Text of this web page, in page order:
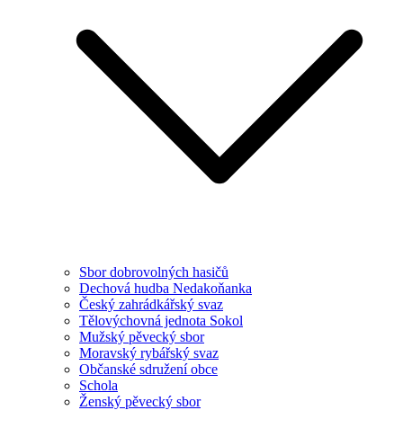
Sbor dobrovolných hasičů
Dechová hudba Nedakoňanka
Český zahrádkářský svaz
Tělovýchovná jednota Sokol
Mužský pěvecký sbor
Moravský rybářský svaz
Občanské sdružení obce
Schola
Ženský pěvecký sbor